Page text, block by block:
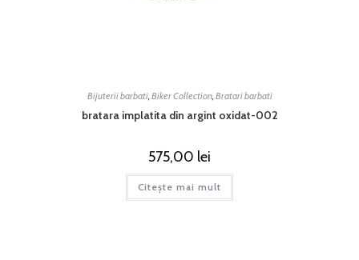
Bijuterii barbati,Biker Collection,Bratari barbati
bratara implatita din argint oxidat-002
575,00 lei
Citește mai mult